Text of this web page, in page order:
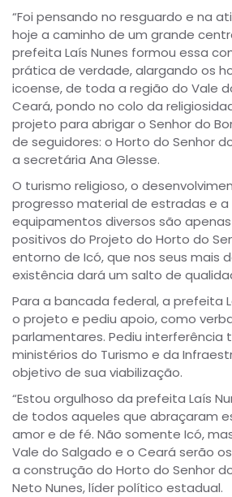
“Foi pensando no resguardo e na
hoje a caminho de um grande
prefeita Laís Nunes formou essa
prática de verdade, alargando os
icoense, de toda a região do Vale
Ceará, pondo no colo da
projeto para abrigar o Senhor do
de seguidores: o Horto do Senhor
a secretária Ana Glesse.
O turismo religioso, o
progresso material de estradas e
equipamentos diversos são
positivos do Projeto do Horto do
entorno de Icó, que nos seus mais
existência dará um salto de
Para a bancada federal, a prefeita
o projeto e pediu apoio, como
parlamentares. Pediu interferência
ministérios do Turismo e da
objetivo de sua viabilização.
“Estou orgulhoso da prefeita Laís
de todos aqueles que abraçaram
amor e de fé. Não somente Icó,
Vale do Salgado e o Ceará serão
a construção do Horto do Senhor
Neto Nunes, líder político estadual.